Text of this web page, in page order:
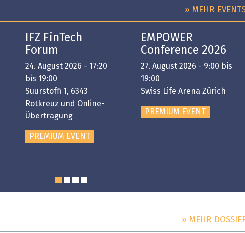
» MEHR EVENTS
IFZ FinTech
Forum
24. August 2026 - 17:20
bis 19:00
Suurstoffi 1, 6343
Rotkreuz und Online-
Übertragung
PREMIUM EVENT
EMPOWER
Conference 2026
27. August 2026 - 9:00 bis
19:00
Swiss Life Arena Zürich
PREMIUM EVENT
» MEHR